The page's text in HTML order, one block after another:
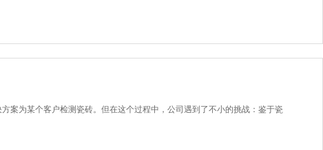
案为某个客户检测瓷砖。但在这个过程中，公司遇到了不小的挑战：鉴于瓷